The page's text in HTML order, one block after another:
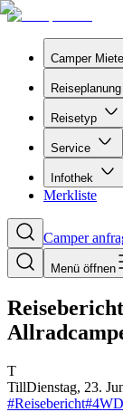
Camper
Reiseplanung
Reisetyp
Service
Infothek
Merkliste
Camper
Menü öffnen
T
TillDienstag, 23.
#Reisebericht#4WD